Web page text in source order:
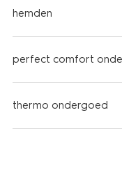
hemden
perfect comfort
thermo ondergoed